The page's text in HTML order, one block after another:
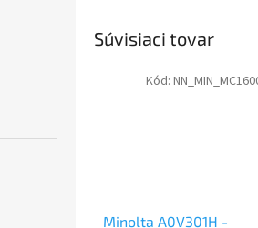
Súvisiaci tovar
Minolta A0V301H -
Kód: